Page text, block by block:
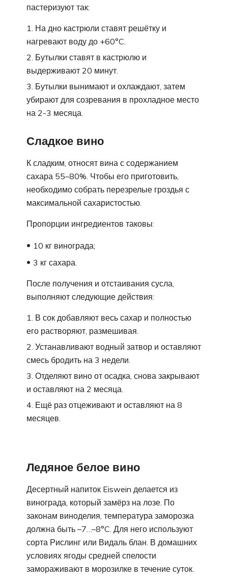
пастеризуют так:
На дно кастрюли ставят решётку и
нагревают воду до +60°C.
Бутылки ставят в кастрюлю и
выдерживают 20 минут.
Бутылки вынимают и охлаждают, затем
убирают для созревания в прохладное место
на 2-3 месяца.
Сладкое вино
К сладким, относят вина с содержанием
сахара 55–80%. Чтобы его приготовить,
необходимо собрать перезрелые гроздья с
максимальной сахаристостью.
Пропорции ингредиентов таковы:
10 кг винограда;
3 кг сахара.
После получения и отстаивания сусла,
выполняют следующие действия:
В сок добавляют весь сахар и полностью
его растворяют, размешивая.
Устанавливают водный затвор и оставляют
смесь бродить на 3 недели.
Отделяют вино от осадка, снова закрывают
и оставляют на 2 месяца.
Ещё раз отцеживают и оставляют на 8
месяцев.
Ледяное белое вино
Десертный напиток Eiswein делается из
винограда, который замёрз на лозе. По
законам виноделия, температура заморозка
должна быть –7…–8°C. Для него используют
сорта Рислинг или Видаль блан. В домашних
условиях ягоды средней спелости
замораживают в морозилке в течение суток.